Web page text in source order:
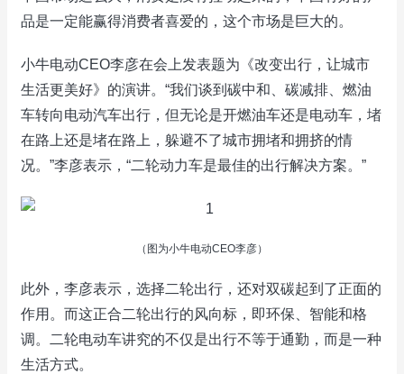
品是一定能赢得消费者喜爱的，这个市场是巨大的。
小牛电动CEO李彦在会上发表题为《改变出行，让城市
生活更美好》的演讲。“我们谈到碳中和、碳减排、燃油
车转向电动汽车出行，但无论是开燃油车还是电动车，堵
在路上还是堵在路上，躲避不了城市拥堵和拥挤的情
况。”李彦表示，“二轮动力车是最佳的出行解决方案。”
（图为小牛电动CEO李彦）
此外，李彦表示，选择二轮出行，还对双碳起到了正面的
作用。而这正合二轮出行的风向标，即环保、智能和格
调。二轮电动车讲究的不仅是出行不等于通勤，而是一种
生活方式。